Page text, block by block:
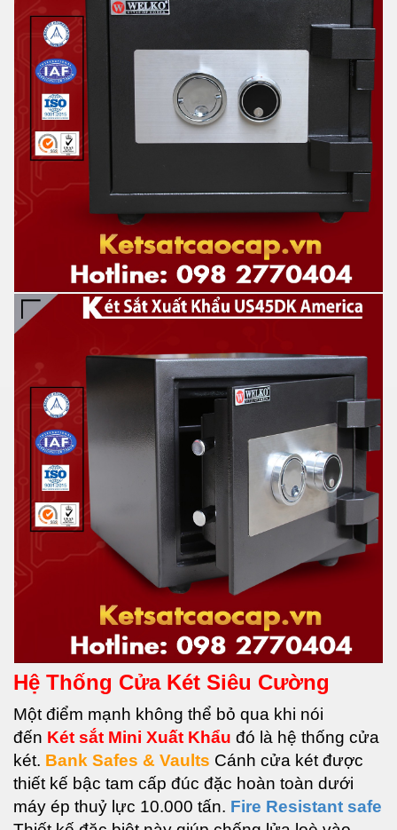
Hệ Thống Cửa Két Siêu Cường
Một điểm mạnh không thể bỏ qua khi nói
đến Két sắt Mini Xuất Khẩu đó là hệ thống cửa
két. Bank Safes & Vaults Cánh cửa két được
thiết kế bậc tam cấp đúc đặc hoàn toàn dưới
máy ép thuỷ lực 10.000 tấn. Fire Resistant safe